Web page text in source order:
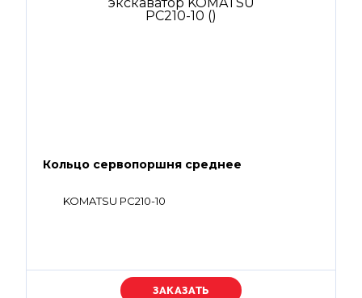
Кольцо сервопоршня среднее
KOMATSU PC210-10
Уточняйте цену